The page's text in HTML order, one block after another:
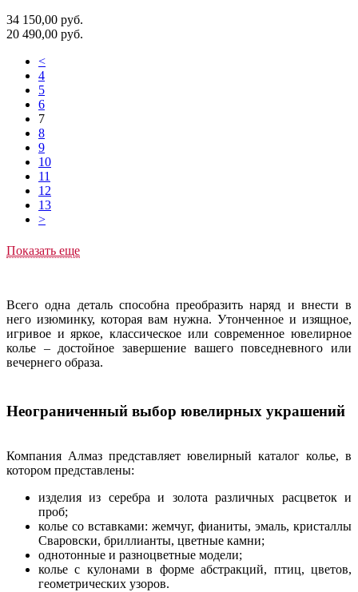
34 150,00 руб.
20 490,00 руб.
<
4
5
6
7
8
9
10
11
12
13
>
Показать еще
Всего одна деталь способна преобразить наряд и внести в
него изюминку, которая вам нужна. Утонченное и изящное,
игривое и яркое, классическое или современное ювелирное
колье – достойное завершение вашего повседневного или
вечернего образа.
Неограниченный выбор ювелирных украшений
Компания Алмаз представляет ювелирный каталог колье, в
котором представлены:
изделия из серебра и золота различных расцветок и
проб;
колье со вставками: жемчуг, фианиты, эмаль, кристаллы
Сваровски, бриллианты, цветные камни;
однотонные и разноцветные модели;
колье с кулонами в форме абстракций, птиц, цветов,
геометрических узоров.